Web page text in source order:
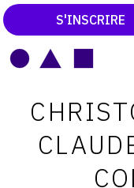
S'INSCRIRE
navigation